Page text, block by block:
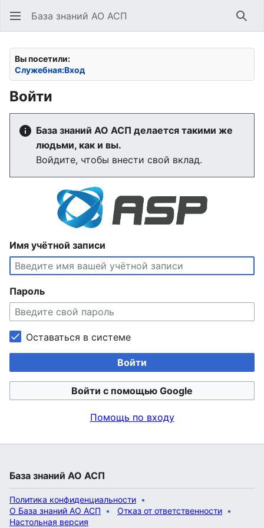
База знаний АО АСП
Вы посетили:
Служебная:Вход
Войти
База знаний АО АСП делается такими же
людьми, как и вы.
Войдите, чтобы внести свой вклад.
Имя учётной записи
Пароль
Оставаться в системе
Войти
Войти с помощью Google
Помощь по входу
База знаний АО АСП
Политика конфиденциальности
О База знаний АО АСП
Отказ от ответственности
Настольная версия